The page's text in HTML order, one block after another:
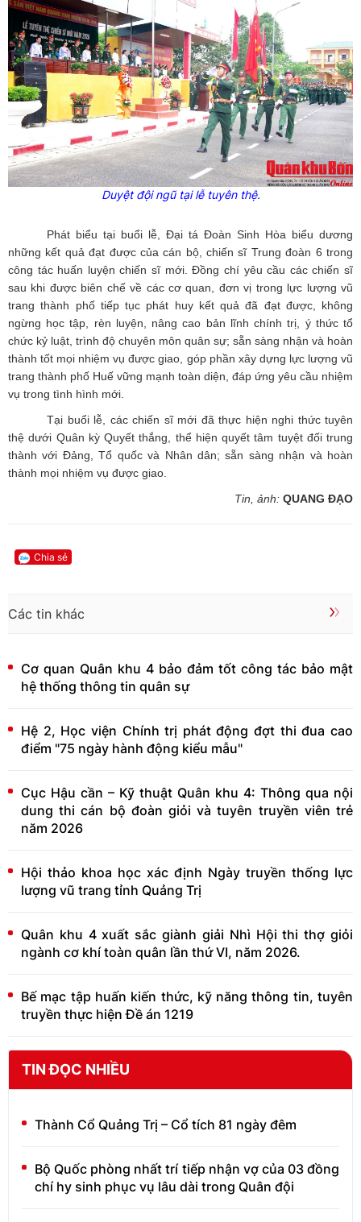
Duyệt đội ngũ tại lễ tuyên thệ.
Phát biểu tại buổi lễ, Đại tá Đoàn Sinh Hòa biểu dương
những kết quả đạt được của cán bộ, chiến sĩ Trung đoàn 6 trong
công tác huấn luyện chiến sĩ mới. Đồng chí yêu cầu các chiến sĩ
sau khi được biên chế về các cơ quan, đơn vị trong lực lượng vũ
trang thành phố tiếp tục phát huy kết quả đã đạt được, không
ngừng học tập, rèn luyện, nâng cao bản lĩnh chính trị, ý thức tổ
chức kỷ luật, trình độ chuyên môn quân sự; sẵn sàng nhận và hoàn
thành tốt mọi nhiệm vụ được giao, góp phần xây dựng lực lượng vũ
trang thành phố Huế vững mạnh toàn diện, đáp ứng yêu cầu nhiệm
vụ trong tình hình mới.
Tại buổi lễ, các chiến sĩ mới đã thực hiện nghi thức tuyên
thệ dưới Quân kỳ Quyết thắng, thể hiện quyết tâm tuyệt đối trung
thành với Đảng, Tổ quốc và Nhân dân; sẵn sàng nhận và hoàn
thành mọi nhiệm vụ được giao.
Tin, ảnh: QUANG ĐẠO
Chia sẻ
Các tin khác
Cơ quan Quân khu 4 bảo đảm tốt công tác bảo mật
hệ thống thông tin quân sự
Hệ 2, Học viện Chính trị phát động đợt thi đua cao
điểm "75 ngày hành động kiểu mẫu"
Cục Hậu cần – Kỹ thuật Quân khu 4: Thông qua nội
dung thi cán bộ đoàn giỏi và tuyên truyền viên trẻ
năm 2026
Hội thảo khoa học xác định Ngày truyền thống lực
lượng vũ trang tỉnh Quảng Trị
Quân khu 4 xuất sắc giành giải Nhì Hội thi thợ giỏi
ngành cơ khí toàn quân lần thứ VI, năm 2026.
Bế mạc tập huấn kiến thức, kỹ năng thông tin, tuyên
truyền thực hiện Đề án 1219
TIN ĐỌC NHIỀU
Thành Cổ Quảng Trị – Cổ tích 81 ngày đêm
Bộ Quốc phòng nhất trí tiếp nhận vợ của 03 đồng
chí hy sinh phục vụ lâu dài trong Quân đội